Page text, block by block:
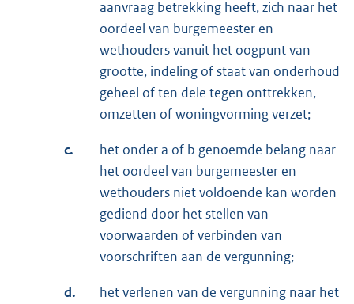
aanvraag betrekking heeft, zich naar het
oordeel van burgemeester en
wethouders vanuit het oogpunt van
grootte, indeling of staat van onderhoud
geheel of ten dele tegen onttrekken,
omzetten of woningvorming verzet;
c.
het onder a of b genoemde belang naar
het oordeel van burgemeester en
wethouders niet voldoende kan worden
gediend door het stellen van
voorwaarden of verbinden van
voorschriften aan de vergunning;
d.
het verlenen van de vergunning naar het